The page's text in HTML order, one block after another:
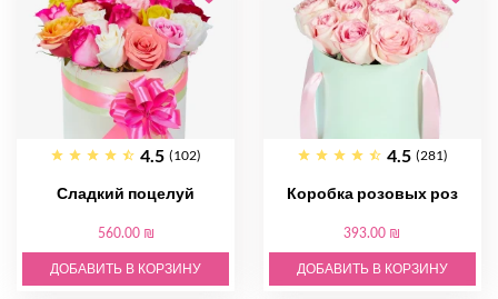
4.5 (102)
Сладкий поцелуй
560.00 ₪
ДОБАВИТЬ В КОРЗИНУ
4.5 (281)
Коробка розовых роз
393.00 ₪
ДОБАВИТЬ В КОРЗИНУ